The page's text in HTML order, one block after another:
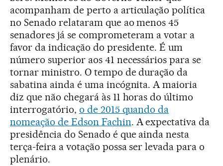
acompanham de perto a articulação política
no Senado relataram que ao menos 45
senadores já se comprometeram a votar a
favor da indicação do presidente. É um
número superior aos 41 necessários para se
tornar ministro. O tempo de duração da
sabatina ainda é uma incógnita. A maioria
diz que não chegará às 11 horas do último
interrogatório, o de 2015 quando da
nomeação de Edson Fachin. A expectativa da
presidência do Senado é que ainda nesta
terça-feira a votação possa ser levada para o
plenário.